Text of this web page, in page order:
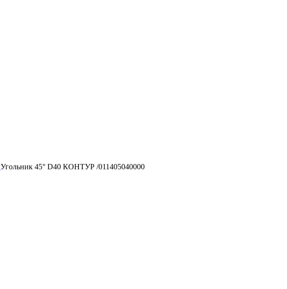
Угольник 45° D40 КОНТУР /011405040000